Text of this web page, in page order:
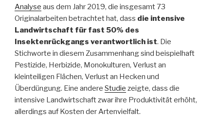
Analyse aus dem Jahr 2019, die insgesamt 73
Originalarbeiten betrachtet hat, dass die intensive
Landwirtschaft für fast 50% des
Insektenrückgangs verantwortlich ist. Die
Stichworte in diesem Zusammenhang sind beispielhaft
Pestizide, Herbizide, Monokulturen, Verlust an
kleinteiligen Flächen, Verlust an Hecken und
Überdüngung. Eine andere Studie zeigte, dass die
intensive Landwirtschaft zwar ihre Produktivität erhöht,
allerdings auf Kosten der Artenvielfalt.